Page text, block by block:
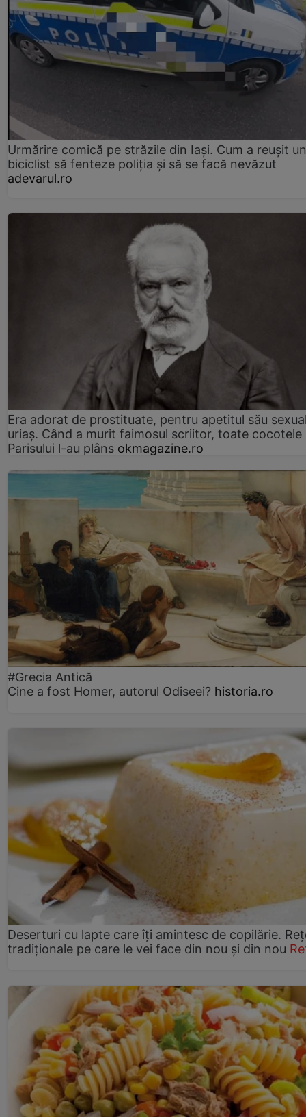
Urmărire comică pe străzile din Iași. Cum a reușit un
biciclist să fenteze poliția și să se facă nevăzut
adevarul.ro
Era adorat de prostituate, pentru apetitul său
uriaș. Când a murit faimosul scriitor, toate cocotele
Parisului l-au plâns okmagazine.ro
#Grecia Antică
Cine a fost Homer, autorul Odiseei? historia.ro
Deserturi cu lapte care îți amintesc de copilărie.
tradiționale pe care le vei face din nou și din nou